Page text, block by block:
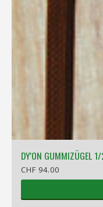
DY'ON GUMMIZÜGEL
CHF 94.00